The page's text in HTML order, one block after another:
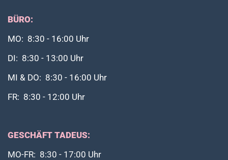
BÜRO:
MO: 8:30 - 16:00 Uhr
DI: 8:30 - 13:00 Uhr
MI & DO: 8:30 - 16:00 Uhr
FR: 8:30 - 12:00 Uhr
GESCHÄFT TADEUS:
MO-FR: 8:30 - 17:00 Uhr